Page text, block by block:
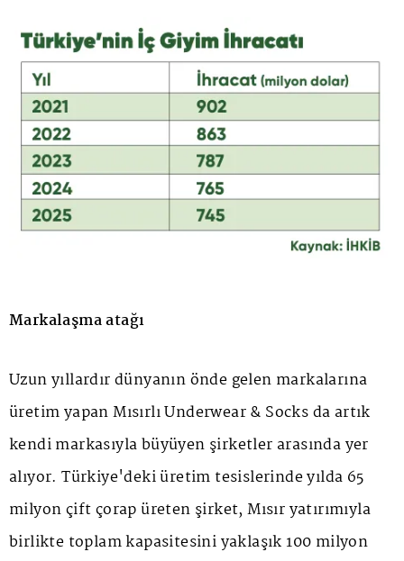
Markalaşma atağı
Uzun yıllardır dünyanın önde gelen markalarına
üretim yapan Mısırlı Underwear & Socks da artık
kendi markasıyla büyüyen şirketler arasında yer
alıyor. Türkiye'deki üretim tesislerinde yılda 65
milyon çift çorap üreten şirket, Mısır yatırımıyla
birlikte toplam kapasitesini yaklaşık 100 milyon